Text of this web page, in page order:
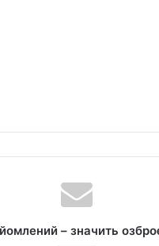
– значить